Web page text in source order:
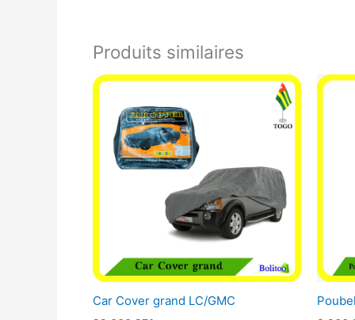
Produits similaires
Car Cover grand LC/GMC